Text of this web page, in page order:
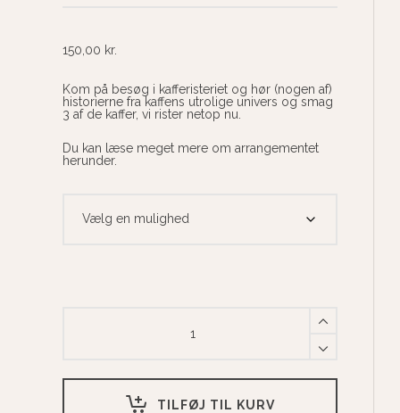
150,00 kr.
Kom på besøg i kafferisteriet og hør (nogen af)
historierne fra kaffens utrolige univers og smag
3 af de kaffer, vi rister netop nu.
Du kan læse meget mere om arrangementet
herunder.
TILFØJ TIL KURV